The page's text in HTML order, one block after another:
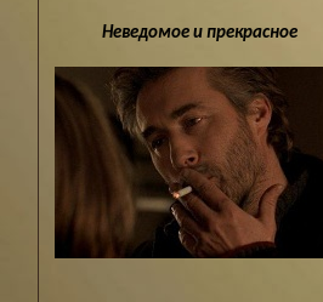
Неведомое и прекрасное